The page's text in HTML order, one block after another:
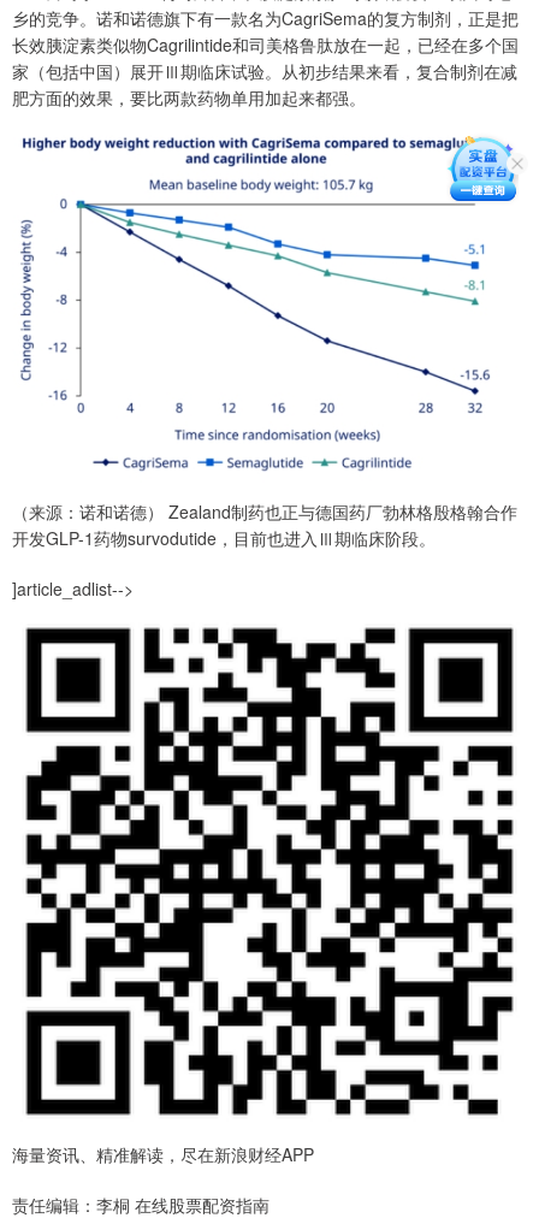
乡的竞争。诺和诺德旗下有一款名为CagriSema的复方制剂，正是把
长效胰淀素类似物Cagrilintide和司美格鲁肽放在一起，已经在多个国
家（包括中国）展开Ⅲ期临床试验。从初步结果来看，复合制剂在减
肥方面的效果，要比两款药物单用加起来都强。
（来源：诺和诺德） Zealand制药也正与德国药厂勃林格殷格翰合作
开发GLP-1药物survodutide，目前也进入Ⅲ期临床阶段。
]article_adlist-->
海量资讯、精准解读，尽在新浪财经APP
责任编辑：李桐 在线股票配资指南